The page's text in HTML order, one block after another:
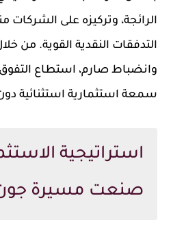
الرائجة، وتركيزه على الشركات
التدفقات النقدية القوية. من
وانضباط صارم، استطاع
سمعة استثمارية استثنائية
استراتيجية
صنعت مسيرة